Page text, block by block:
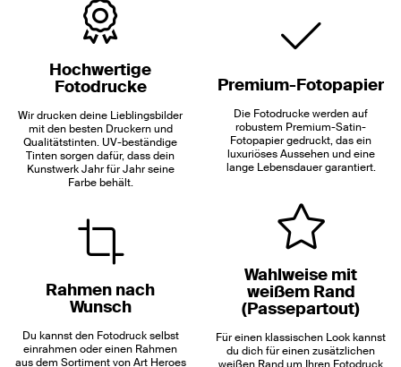
Hochwertige
Fotodrucke
Wir drucken deine Lieblingsbilder
mit den besten Druckern und
Qualitätstinten. UV-beständige
Tinten sorgen dafür, dass dein
Kunstwerk Jahr für Jahr seine
Farbe behält.
Premium-Fotopapier
Die Fotodrucke werden auf
robustem Premium-Satin-
Fotopapier gedruckt, das ein
luxuriöses Aussehen und eine
lange Lebensdauer garantiert.
Rahmen nach
Wunsch
Du kannst den Fotodruck selbst
einrahmen oder einen Rahmen
aus dem Sortiment von Art Heroes
Wahlweise mit
weißem Rand
(Passepartout)
Für einen klassischen Look kannst
du dich für einen zusätzlichen
weißen Rand um Ihren Fotodruck